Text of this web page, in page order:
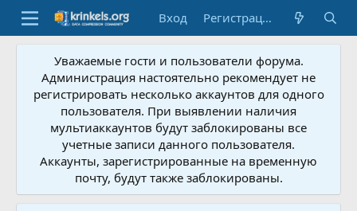
Вход Регистрация
Уважаемые гости и пользователи форума.
Администрация настоятельно рекомендует не
регистрировать несколько аккаунтов для одного
пользователя. При выявлении наличия
мультиаккаунтов будут заблокированы все
учетные записи данного пользователя.
Аккаунты, зарегистрированные на временную
почту, будут также заблокированы.